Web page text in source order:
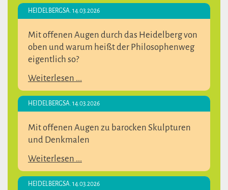
HEIDELBERGSA. 14.03.2026
Mit offenen Augen durch das Heidelberg von
oben und warum heißt der Philosophenweg
eigentlich so?
Weiterlesen ...
HEIDELBERGSA. 14.03.2026
Mit offenen Augen zu barocken Skulpturen
und Denkmalen
Weiterlesen ...
HEIDELBERGSA. 14.03.2026